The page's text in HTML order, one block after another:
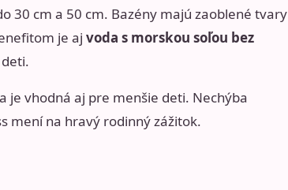
30 cm a 50 cm. Bazény majú zaoblené tvary
je aj voda s morskou soľou bez
je vhodná aj pre menšie deti. Nechýba
mení na hravý rodinný zážitok.